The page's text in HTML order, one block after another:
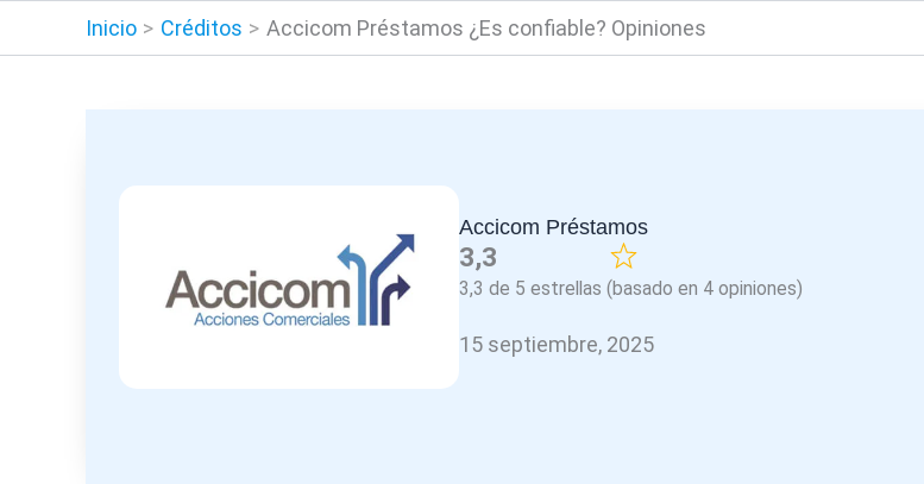
Inicio Créditos Accicom Préstamos ¿Es confiable? Opiniones
Accicom Préstamos
3,3
3,3 de 5 estrellas (basado en 4 opiniones)
15 septiembre, 2025